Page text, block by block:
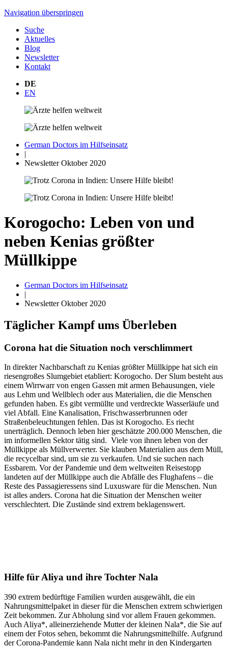
Navigation überspringen
Suche
Aktuelles
Blog
Newsletter
Kontakt
DE
EN
German Doctors im Hilfseinsatz
|
Newsletter Oktober 2020
Korogocho: Leben von und
neben Kenias größter
Müllkippe
German Doctors im Hilfseinsatz
|
Newsletter Oktober 2020
Täglicher Kampf ums Überleben
Corona hat die Situation noch verschlimmert
In direkter Nachbarschaft zu Kenias größter Müllkippe hat sich ein
riesengroßes Slumgebiet etabliert: Korogocho. Der Slum besteht aus
einem Wirrwarr von engen Gassen mit armen Behausungen, viele
aus Lehm und Wellblech oder aus Materialien, die die Menschen
gefunden haben. Es gibt vermüllte und verdreckte Wasserläufe und
viel Abfall. Eine Kanalisation, Frischwasserbrunnen oder
Straßenbeleuchtungen fehlen. Das ist Korogocho. Es riecht
unerträglich. Dennoch leben hier geschätzte 200.000 Menschen, die
im informellen Sektor tätig sind. Viele von ihnen leben von der
Müllkippe als Müllverwerter. Sie klauben Materialien aus dem Müll,
die recycelbar sind, um sie zu verkaufen. Und sie suchen nach
Essbarem. Vor der Pandemie und dem weltweiten Reisestopp
landeten auf der Müllkippe auch die Abfälle des Flughafens – die
Reste des Passagieressens sind Luxusware für die Menschen. Nun
ist alles anders. Corona hat die Situation der Menschen weiter
verschlechtert. Die Zustände sind extrem beklagenswert.
Hilfe für Aliya und ihre Tochter Nala
390 extrem bedürftige Familien wurden ausgewählt, die ein
Nahrungsmittelpaket in dieser für die Menschen extrem schwierigen
Zeit bekommen. Zur Abholung sind vor allem Frauen gekommen.
Auch Aliya*, alleinerziehende Mutter der kleinen Nala*, die Sie auf
einem der Fotos sehen, bekommt die Nahrungsmittelhilfe. Aufgrund
der Corona-Pandemie kann Nala nicht mehr in den Kindergarten